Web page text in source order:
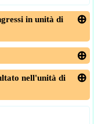
in unità di
nell'unità di